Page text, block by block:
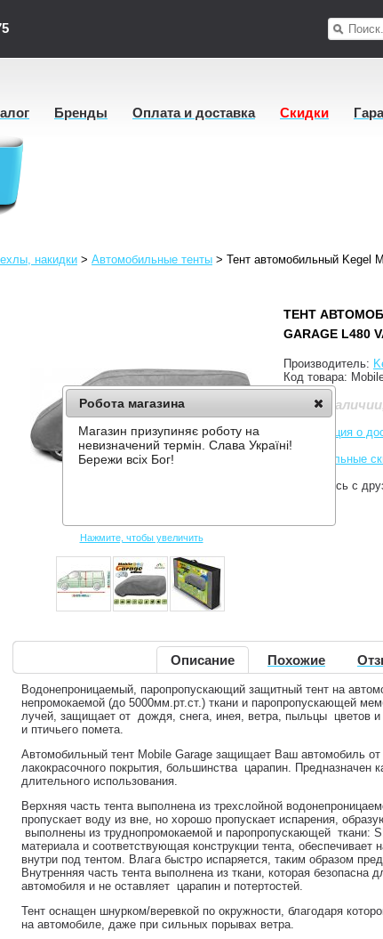
Бренды Оплата и доставка Скидки
накидки > Автомобильные тенты > Тент автомобильный Kegel
Нажмите, чтобы увеличить
ТЕНТ
GARAGE L480
Производитель:
Код товара:
Нет в наличии
Информация о
Накопительные
Поделитесь с
Описание Похожие
Водонепроницаемый, паропропускающий защитный тент на
непромокаемой (до 5000мм.рт.ст.) ткани и паропропускающей
лучей, защищает от дождя, снега, инея, ветра, пыльцы цветов и
и птичьего помета.
Автомобильный тент Mobile Garage защищает Ваш автомобиль от
лакокрасочного покрытия, большинства царапин. Предназначен
длительного использования.
Верхняя часть тента выполнена из трехслойной
пропускает воду из вне, но хорошо пропускает испарения,
выполнены из труднопромокаемой и паропропускающей ткани:
материала и соответствующая конструкции тента,
внутри под тентом. Влага быстро испаряется, таким образом
Внутренняя часть тента выполнена из ткани, которая безопасна
автомобиля и не оставляет царапин и потертостей.
Тент оснащен шнурком/веревкой по окружности, благодаря
на автомобиле, даже при сильных порывах ветра.
Робота магазина
Магазин призупиняє роботу на
невизначений термін. Слава Україні!
Бережи всіх Бог!